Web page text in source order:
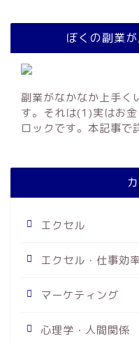
ぼくの副業
副業がなかなか上手く
す。それは(1)実はお
ロックです。本記事で
エクセル
エクセル・仕事効
マーケティング
心理学・人間関係